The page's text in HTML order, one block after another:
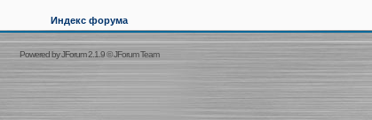
Индекс форума
Powered byJForum 2.1.9©JForum Team